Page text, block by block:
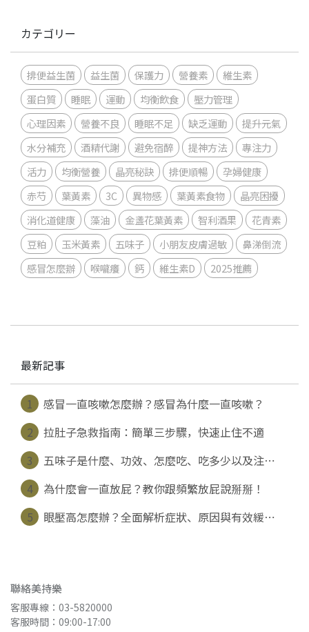
カテゴリー
排便益生菌 益生菌 保護力 營養素
維生素
蛋白質
睡眠 運動 均衡飲食
壓力管理
心理因素
營養不良 睡眠不足 缺乏運動
提升元氣
水分補充
酒精代謝 避免宿醉 提神方法
專注力
活力
均衡營養 晶亮秘訣 排便順暢
孕婦健康
赤芍
葉黃素 3C 異物感 葉黃素食物
晶亮困擾
消化道健康
藻油 金盞花葉黃素 智利酒果
花青素
豆粕
玉米黃素 五味子 小朋友皮膚過敏
鼻涕倒流
感冒怎麼辦
喉嚨癢 鈣 維生素D 2025推薦
最新記事
1
感冒一直咳嗽怎麼辦？感冒為什麼一直咳嗽？
2
拉肚子急救指南：簡單三步驟，快速止住不適
3
五味子是什麼、功效、怎麼吃、吃多少以及注⋯
4
為什麼會一直放屁？教你跟頻繁放屁說掰掰！
5
眼壓高怎麼辦？全面解析症狀、原因與有效緩⋯
聯絡美持樂
客服專線：03-5820000
客服時間：09:00-17:00